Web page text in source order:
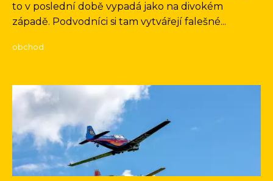
to v poslední době vypadá jako na divokém
západě. Podvodníci si tam vytvářejí falešné...
obchod